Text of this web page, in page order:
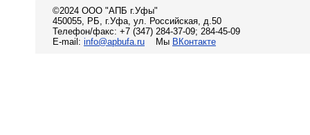
©2024 ООО "АПБ г.Уфы"
450055, РБ, г.Уфа, ул. Российская, д.50
Телефон/факс: +7 (347) 284-37-09; 284-45-09
E-mail: info@apbufa.ru Мы ВКонтакте